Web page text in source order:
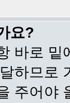
요?
바로
하므로
주어야